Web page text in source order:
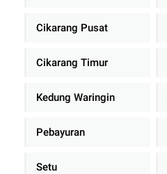
Cikarang Pusat
Cikarang Timur
Kedung Waringin
Pebayuran
Setu